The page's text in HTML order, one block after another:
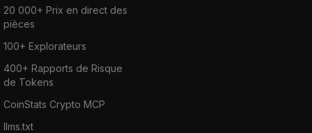
20 000+ Prix en direct des
pièces
100+ Explorateurs
400+ Rapports de Risque
de Tokens
CoinStats Crypto MCP
llms.txt